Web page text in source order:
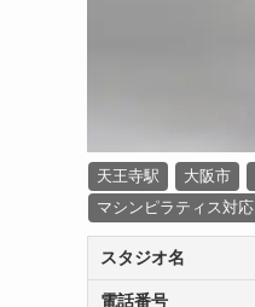
天王寺駅 大阪市
マシンピラティス対応
スタジオ名
電話番号